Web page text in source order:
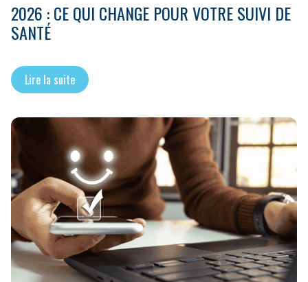
2026 : CE QUI CHANGE POUR VOTRE SUIVI DE
SANTÉ
Lire la suite